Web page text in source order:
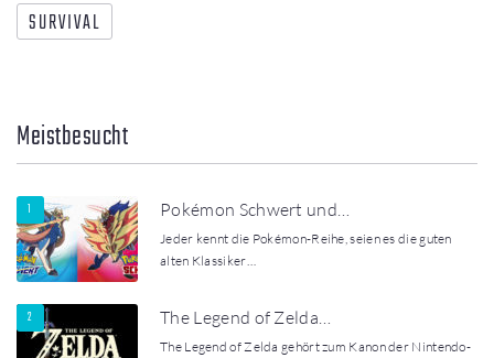
SURVIVAL
Meistbesucht
Pokémon Schwert und…
Jeder kennt die Pokémon-Reihe, seien es die guten
alten Klassiker…
The Legend of Zelda…
The Legend of Zelda gehört zum Kanon der Nintendo-